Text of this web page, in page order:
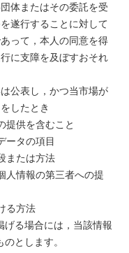
体またはその委託を受
遂行することに対して
って，本人の同意を得
に支障を及ぼすおそれ
公表し，かつ当市場が
したとき
提供を含むこと
ータの項目
または方法
人情報の第三者への提
る方法
げる場合には，当該情報
とします。